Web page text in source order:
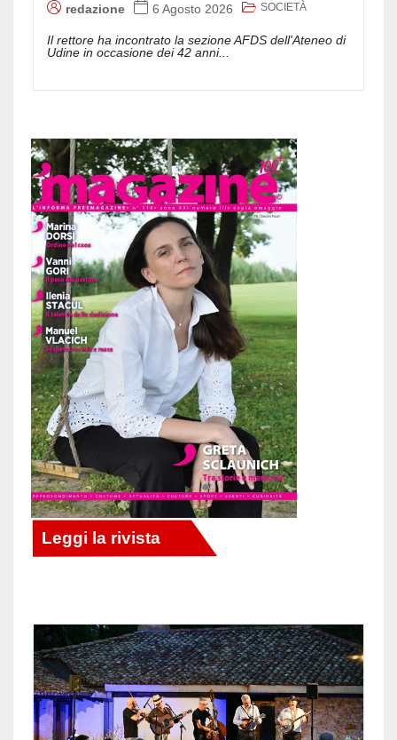
redazione 6 Agosto 2026 SOCIETÀ
Il rettore ha incontrato la sezione AFDS dell'Ateneo di
Udine in occasione dei 42 anni...